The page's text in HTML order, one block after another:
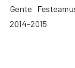
Gente
2014-2015